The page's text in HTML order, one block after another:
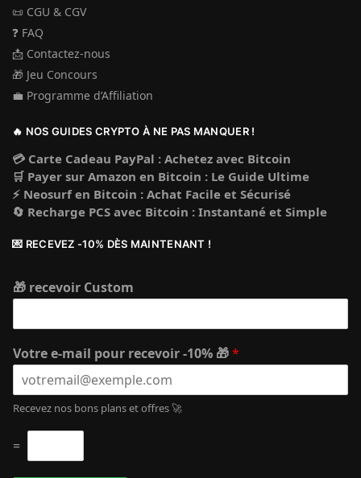
📜 CGU & CGV
❓ FAQ
📩 Contactez-nous
🎁 Jeu Concours
💼 Programme d’Affiliation
🔥 NOS GUIDES CRYPTO À NE PAS MANQUER !
💳 Carte Cadeau PayPal : Achetez avec Bitcoin
🛒 Payer sur Amazon en Bitcoin : Le Guide Ultime
⚡ Neosurf en Bitcoin : Achat Facile et Sécurisé
🔄 Recharge PCS avec Bitcoin : Instantané et Simple
💌 RECEVEZ -10% DÈS MAINTENANT !
🎁 recevoir Custom
Votre e-mail pour recevoir -10% 🎁*
Recevez nos bons plans et offres 🚀
u
=